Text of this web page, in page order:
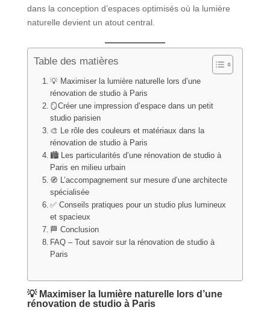
dans la conception d’espaces optimisés où la lumière
naturelle devient un atout central.
Table des matières
💡 Maximiser la lumière naturelle lors d’une
rénovation de studio à Paris
🪞Créer une impression d’espace dans un petit
studio parisien
🎨 Le rôle des couleurs et matériaux dans la
rénovation de studio à Paris
🏙️ Les particularités d’une rénovation de studio à
Paris en milieu urbain
🧭 L’accompagnement sur mesure d’une architecte
spécialisée
✅ Conseils pratiques pour un studio plus lumineux
et spacieux
🏁 Conclusion
FAQ – Tout savoir sur la rénovation de studio à
Paris
💡 Maximiser la lumière naturelle lors d’une
rénovation de studio à Paris